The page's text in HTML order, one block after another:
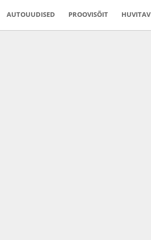
AUTOUUDISED PROOVISÕIT HUVITAV